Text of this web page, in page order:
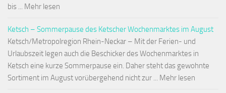
bis ... Mehr lesen
Ketsch – Sommerpause des Ketscher Wochenmarktes im August
Ketsch/Metropolregion Rhein-Neckar – Mit der Ferien- und
Urlaubszeit legen auch die Beschicker des Wochenmarktes in
Ketsch eine kurze Sommerpause ein. Daher steht das gewohnte
Sortiment im August vorübergehend nicht zur ... Mehr lesen